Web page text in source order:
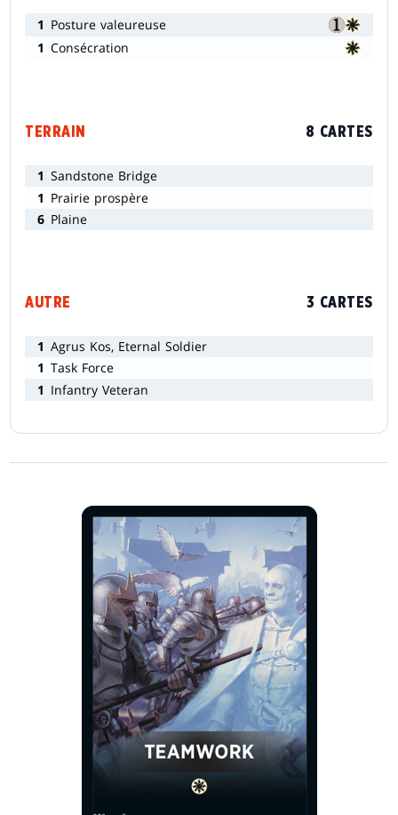
1 Posture valeureuse
1 Consécration
TERRAIN 8 CARTES
1 Sandstone Bridge
1 Prairie prospère
6 Plaine
AUTRE 3 CARTES
1 Agrus Kos, Eternal Soldier
1 Task Force
1 Infantry Veteran